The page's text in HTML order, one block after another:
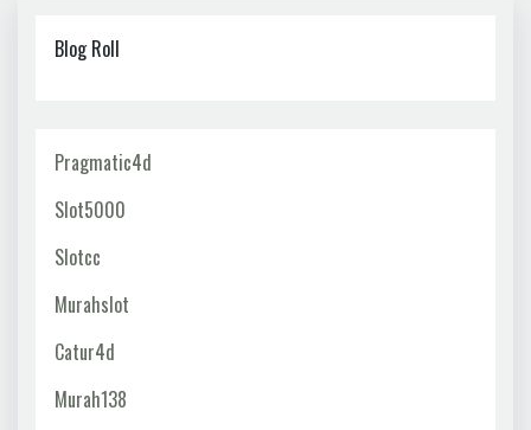
Blog Roll
Pragmatic4d
Slot5000
Slotcc
Murahslot
Catur4d
Murah138